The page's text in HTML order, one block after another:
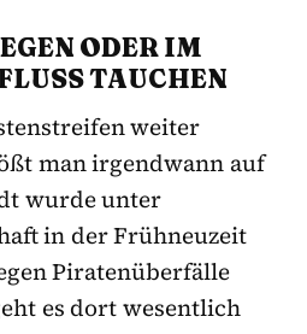
ODER IM
TAUCHEN
weiter
man irgendwann auf
wurde unter
in der Frühneuzeit
Piratenüberfälle
es dort wesentlich